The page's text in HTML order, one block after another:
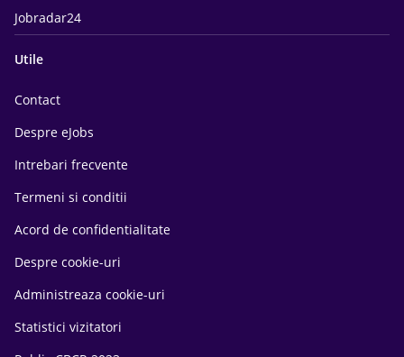
Jobradar24
Utile
Contact
Despre eJobs
Intrebari frecvente
Termeni si conditii
Acord de confidentialitate
Despre cookie-uri
Administreaza cookie-uri
Statistici vizitatori